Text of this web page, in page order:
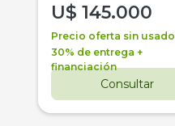
U$ 145.000
Precio oferta sin usado
30% de entrega +
financiación
Consultar